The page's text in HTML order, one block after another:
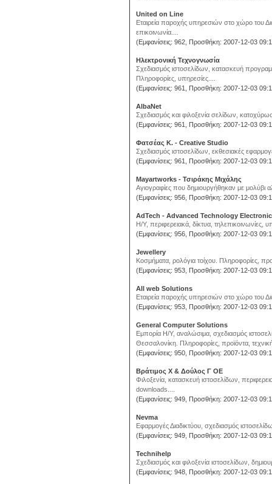
United on Line
Εταιρεία παροχής υπηρεσιών στο χώρο του
επικοινωνία....
(Εμφανίσεις: 962, Προσθήκη: 2007-12-03
Ηλεκτρονική Τεχνογνωσία
Σχεδιασμός ιστοσελίδων, κατασκευή
Πληροφορίες, υπηρεσίες....
(Εμφανίσεις: 961, Προσθήκη: 2007-12-03
AlbaNet
Σχεδιασμός και φιλοξενία σελίδων,
(Εμφανίσεις: 961, Προσθήκη: 2007-12-03
Φατσέας Κ. - Creative Studio
Σχεδιασμός ιστοσελίδων, εκθεσιακές
(Εμφανίσεις: 961, Προσθήκη: 2007-12-03
Mayartworks - Τσιράκης Μιχάλης
Αγιογραφίες που δημιουργήθηκαν με
(Εμφανίσεις: 956, Προσθήκη: 2007-12-03
AdTech - Advanced Technology
Η/Υ, περιφερειακά, δίκτυα, τηλεπικοινωνίες,
(Εμφανίσεις: 956, Προσθήκη: 2007-12-03
Jewellery
Κοσμήματα, ρολόγια τοίχου. Πληροφορίες,
(Εμφανίσεις: 953, Προσθήκη: 2007-12-03
All web Solutions
Εταιρεία παροχής υπηρεσιών στο χώρο του
(Εμφανίσεις: 953, Προσθήκη: 2007-12-03
General Computer Solutions
Εμπορία Η/Υ, αναλώσιμα, σχεδιασμός
Θεσσαλονίκη. Πληροφορίες, προϊόντα,
(Εμφανίσεις: 950, Προσθήκη: 2007-12-03
Βράτιμος Χ & Δούλος Γ ΟΕ
Φιλοξενία, κατασκευή ιστοσελίδων,
downloads....
(Εμφανίσεις: 949, Προσθήκη: 2007-12-03
Nevma
Εφαρμογές Διαδικτύου, σχεδιασμός
(Εμφανίσεις: 949, Προσθήκη: 2007-12-03
Technihelp
Σχεδιασμός και φιλοξενία ιστοσελίδων,
(Εμφανίσεις: 948, Προσθήκη: 2007-12-03